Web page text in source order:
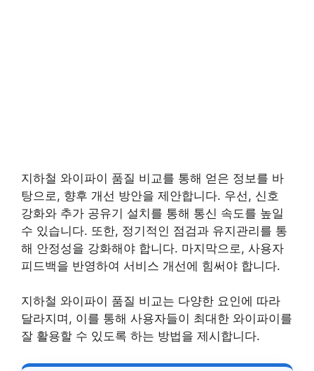
지하철 와이파이 품질 비교를 통해 얻은 정보를 바
탕으로, 향후 개선 방안을 제안합니다. 우선, 신호
강화와 추가 공유기 설치를 통해 통신 속도를 높일
수 있습니다. 또한, 정기적인 점검과 유지관리를 통
해 안정성을 강화해야 합니다. 마지막으로, 사용자
피드백을 반영하여 서비스 개선에 힘써야 합니다.
지하철 와이파이 품질 비교는 다양한 요인에 따라
달라지며, 이를 통해 사용자들이 최대한 와이파이를
잘 활용할 수 있도록 하는 방법을 제시합니다.